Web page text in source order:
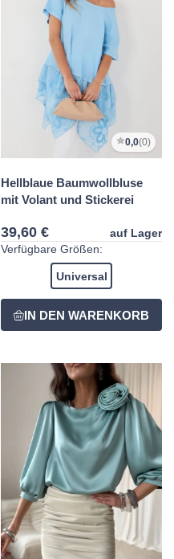
0,0(0)
Hellblaue Baumwollbluse
mit Volant und Stickerei
39,60 €
auf Lager
Verfügbare Größen:
Universal